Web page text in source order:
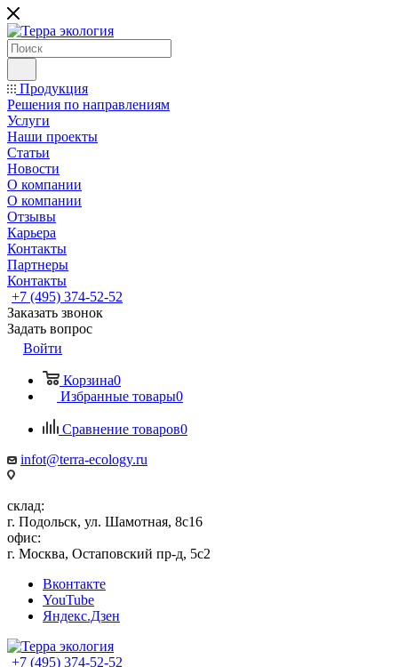
Продукция
Решения по направлениям
Услуги
Наши проекты
Статьи
Новости
О компании
О компании
Отзывы
Карьера
Контакты
Партнеры
Контакты
+7 (495) 374-52-52
Заказать звонок
Задать вопрос
Войти
Корзина0
Избранные товары0
Сравнение товаров0
infot@terra-ecology.ru
склад:
г. Подольск, ул. Шамотная, 8с16
офис:
г. Москва, Остаповский пр-д, 5с2
Вконтакте
YouTube
Яндекс.Дзен
+7 (495) 374-52-52